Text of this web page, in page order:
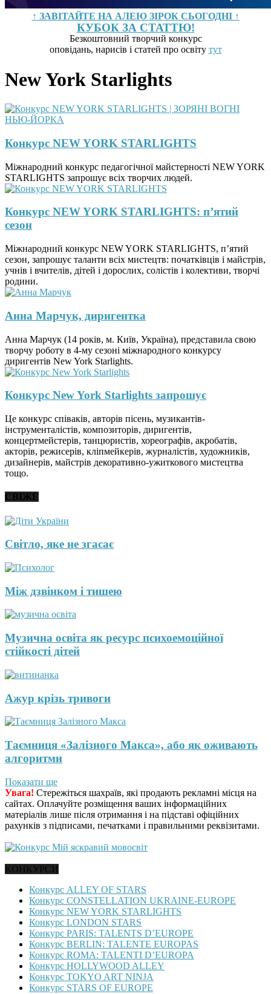
↑ ЗАВІТАЙТЕ НА АЛЕЮ ЗІРОК СЬОГОДНІ ↑
КУБОК ЗА СТАТТЮ!
Безкоштовний творчий конкурс
оповідань, нарисів і статей про освіту тут
New York Starlights
Конкурс NEW YORK STARLIGHTS
Міжнародний конкурс педагогічної майстерності NEW YORK
STARLIGHTS запрошує всіх творчих людей.
Конкурс NEW YORK STARLIGHTS: п’ятий
сезон
Міжнародний конкурс NEW YORK STARLIGHTS, п’ятий
сезон, запрошує таланти всіх мистецтв: початківців і майстрів,
учнів і вчителів, дітей і дорослих, солістів і колективи, творчі
родини.
Анна Марчук, диригентка
Анна Марчук (14 років, м. Київ, Україна), представила свою
творчу роботу в 4-му сезоні міжнародного конкурсу
диригентів New York Starlights.
Конкурс New York Starlights запрошує
Це конкурс співаків, авторів пісень, музикантів-
інструменталістів, композиторів, диригентів,
концертмейстерів, танцюристів, хореографів, акробатів,
акторів, режисерів, кліпмейкерів, журналістів, художників,
дизайнерів, майстрів декоративно-ужиткового мистецтва
тощо.
СВІЖЕ
Світло, яке не згасає
Між дзвінком і тишею
Музична освіта як ресурс психоемоційної
стійкості дітей
Ажур крізь тривоги
Таємниця «Залізного Макса», або як оживають
алгоритми
Показати ще
Увага! Стережіться шахраїв, які продають рекламні місця на
сайтах. Оплачуйте розміщення ваших інформаційних
матеріалів лише після отримання і на підставі офіційних
рахунків з підписами, печатками і правильними реквізитами.
КОНКУРСИ
Конкурс ALLEY OF STARS
Конкурс CONSTELLATION UKRAINE-EUROPE
Конкурс NEW YORK STARLIGHTS
Конкурс LONDON STARS
Конкурс PARIS: TALENTS D’EUROPE
Конкурс BERLIN: TALENTE EUROPAS
Конкурс ROMA: TALENTI D’EUROPA
Конкурс HOLLYWOOD ALLEY
Конкурс TOKYO ART NINJA
Конкурс STARS OF EUROPE